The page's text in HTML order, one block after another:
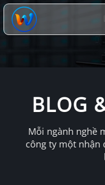
Chuyển
đến
dung
BLOG
Mỗi ngành nghề
công ty một nhận